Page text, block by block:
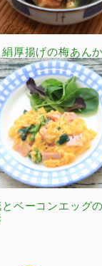
絹厚揚げの梅あん
ベーコンエッグ